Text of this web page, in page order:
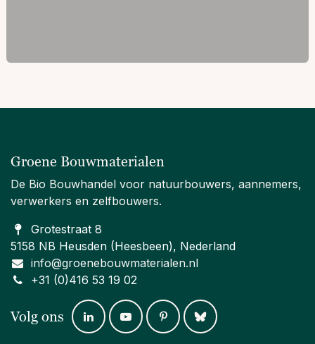
Groene Bouwmaterialen
De Bio Bouwhandel voor natuurbouwers, aannemers,
verwerkers en zelfbouwers.
Grotestraat 8
5158 NB Heusden (Heesbeen), Nederland
info@groenebouwmaterialen.nl
+31 (0)416 53 19 02
Volg ons